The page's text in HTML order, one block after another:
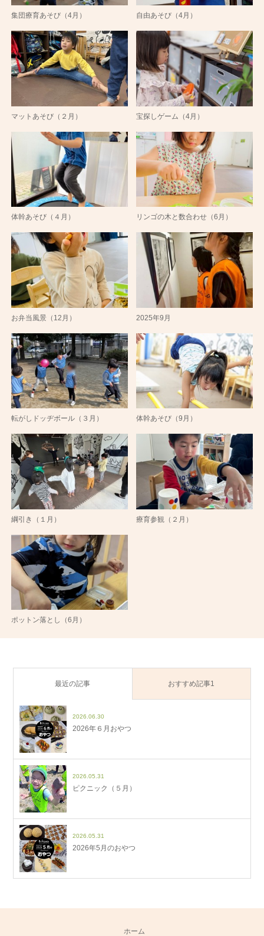
集団療育あそび（4月） 自由あそび（4月）
マットあそび（２月） 宝探しゲーム（4月）
体幹あそび（４月） リンゴの木と数合わせ（6月）
お弁当風景（12月） 2025年9月
転がしドッヂボール（３月） 体幹あそび（9月）
綱引き（１月） 療育参観（２月）
ポットン落とし（6月）
最近の記事 おすすめ記事1
2026.06.30
2026年６月おやつ
2026.05.31
ピクニック（５月）
2026.05.31
2026年5月のおやつ
ホーム